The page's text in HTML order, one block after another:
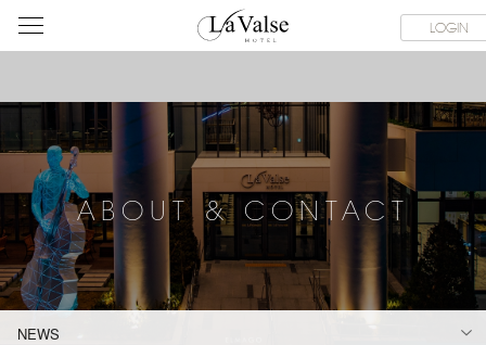
라
발
스
호
텔
LOGIN
SERVICE FACILITIES ABOUT & CONTACT HOTEL GUIDE
ABOUT & CONTACT
NEWS